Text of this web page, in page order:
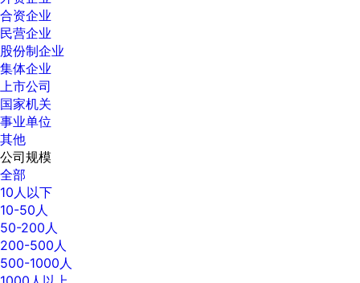
合资企业
民营企业
股份制企业
集体企业
上市公司
国家机关
事业单位
其他
公司规模
全部
10人以下
10-50人
50-200人
200-500人
500-1000人